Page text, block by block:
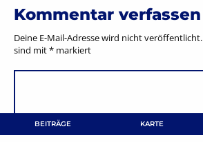
BEITRÄGE KARTE
Kommentar verfassen
Deine E-Mail-Adresse wird nicht veröffentlicht.
sind mit* markiert